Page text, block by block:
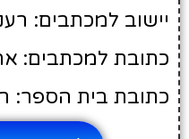
יישוב למכתבים:
כתובת למכתבים:
כתובת בית הספר: